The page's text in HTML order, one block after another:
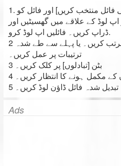
1. بٹن پر کلک کریں [مقامی فائل منتخب کریں] اور فائل کو
لوڈ کے علاقے میں گھسیٹیں اور
ڈراپ کریں۔ فائلیں اپ لوڈ کرو.
2 تبادلوں کے لئے اختیارات مرتب کریں۔ یا پہلے سے طے شدہ
ترتیبات پر عمل کریں۔
3 بٹن [تبادلوں] پر کلک کریں۔
کے مکمل ہونے کا انتظار کریں۔
5 تبدیل شدہ فائل ڈاؤن لوڈ کریں۔
Ads